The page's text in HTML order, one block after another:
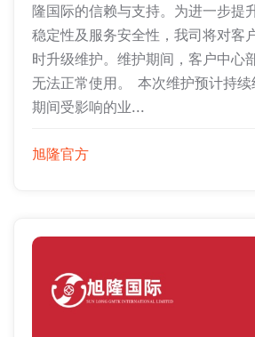
隆国际的信赖与支持。为进一步提
稳定性及服务安全性，我司将对客
时升级维护。维护期间，客户中心
无法正常使用。 本次维护预计持
期间受影响的业...
旭隆官方